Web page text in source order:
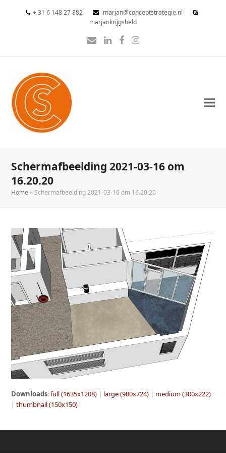
+ 31 6 148 27 882
marjan@conceptstrategie.nl
marjankrijgsheld
E- LinkedIn
Facebook
Instagram
Schermafbeelding 2021-03-16 om
16.20.20
Home »Schermafbeelding 2021-03-16 om 16.20.20
Downloads:full (1635x1208) | large (980x724) | medium (300x222)
|thumbnail (150x150)